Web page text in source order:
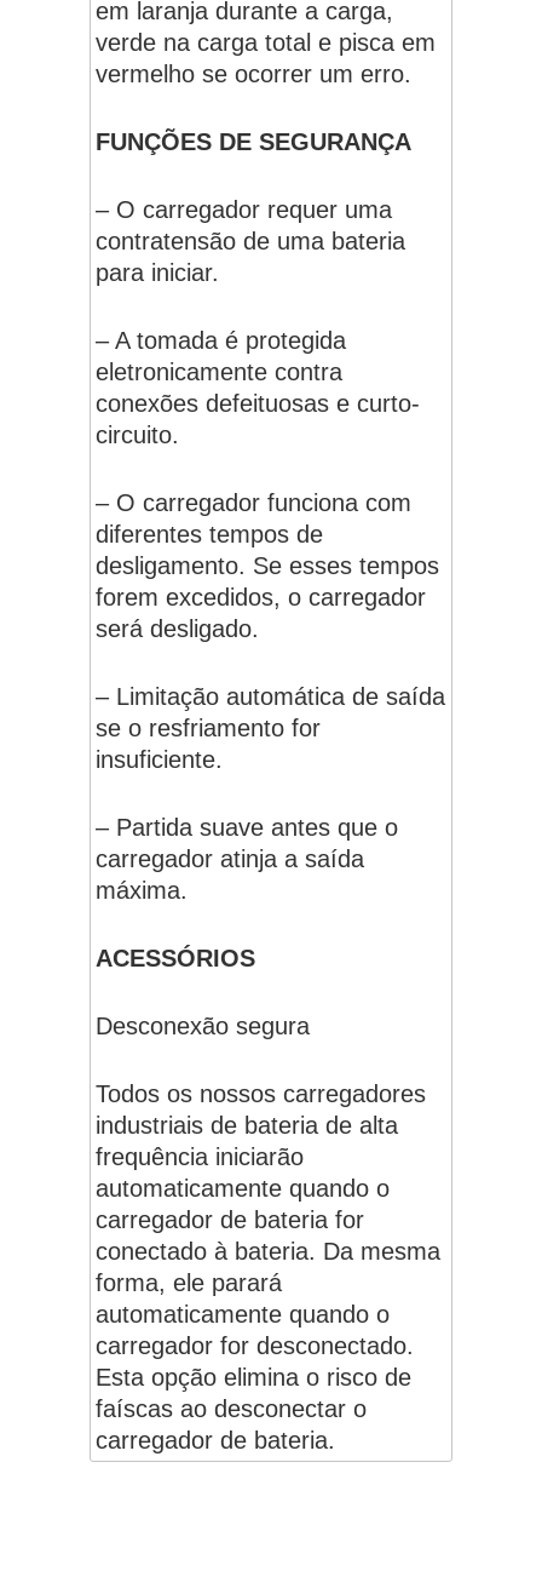
em laranja durante a carga,
verde na carga total e pisca em
vermelho se ocorrer um erro.
FUNÇÕES DE SEGURANÇA
– O carregador requer uma
contratensão de uma bateria
para iniciar.
– A tomada é protegida
eletronicamente contra
conexões defeituosas e curto-
circuito.
– O carregador funciona com
diferentes tempos de
desligamento. Se esses tempos
forem excedidos, o carregador
será desligado.
– Limitação automática de saída
se o resfriamento for
insuficiente.
– Partida suave antes que o
carregador atinja a saída
máxima.
ACESSÓRIOS
Desconexão segura
Todos os nossos carregadores
industriais de bateria de alta
frequência iniciarão
automaticamente quando o
carregador de bateria for
conectado à bateria. Da mesma
forma, ele parará
automaticamente quando o
carregador for desconectado.
Esta opção elimina o risco de
faíscas ao desconectar o
carregador de bateria.